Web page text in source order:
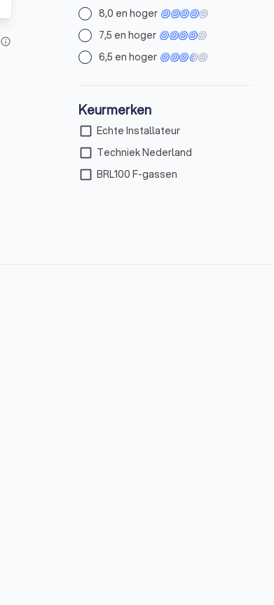
info
8,0 en hoger
7,5 en hoger
6,5 en hoger
Keurmerken
check_box_outline_blank Echte Installateur
check_box_outline_blank Techniek Nederland
check_box_outline_blank BRL100 F-gassen